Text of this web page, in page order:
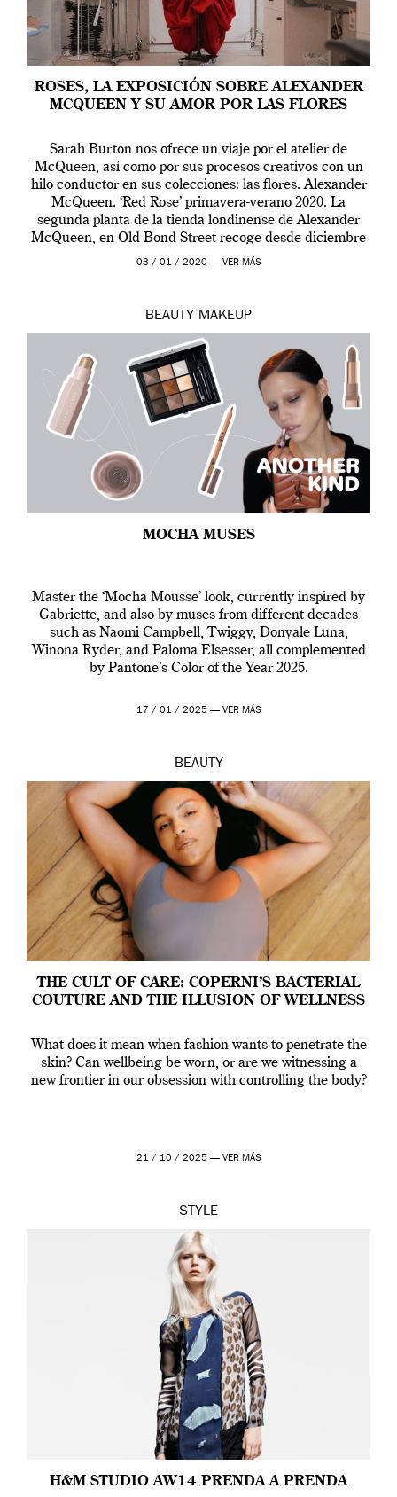
ROSES, LA EXPOSICIÓN SOBRE ALEXANDER
MCQUEEN Y SU AMOR POR LAS FLORES
Sarah Burton nos ofrece un viaje por el atelier de
McQueen, así como por sus procesos creativos con un
hilo conductor en sus colecciones: las flores. Alexander
McQueen. ‘Red Rose’ primavera-verano 2020. La
segunda planta de la tienda londinense de Alexander
McQueen, en Old Bond Street recoge desde diciembre
de 2019 hasta final de abril […]
03 / 01 / 2020 — VER MÁS
BEAUTY MAKEUP
MOCHA MUSES
Master the ‘Mocha Mousse’ look, currently inspired by
Gabriette, and also by muses from different decades
such as Naomi Campbell, Twiggy, Donyale Luna,
Winona Ryder, and Paloma Elsesser, all complemented
by Pantone’s Color of the Year 2025.
17 / 01 / 2025 — VER MÁS
BEAUTY
THE CULT OF CARE: COPERNI’S BACTERIAL
COUTURE AND THE ILLUSION OF WELLNESS
What does it mean when fashion wants to penetrate the
skin? Can wellbeing be worn, or are we witnessing a
new frontier in our obsession with controlling the body?
21 / 10 / 2025 — VER MÁS
STYLE
H&M STUDIO AW14 PRENDA A PRENDA